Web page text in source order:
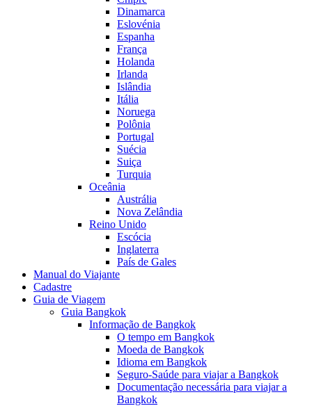
Dinamarca
Eslovénia
Espanha
França
Holanda
Irlanda
Islândia
Itália
Noruega
Polônia
Portugal
Suécia
Suiça
Turquia
Oceânia
Austrália
Nova Zelândia
Reino Unido
Escócia
Inglaterra
País de Gales
Manual do Viajante
Cadastre
Guia de Viagem
Guia Bangkok
Informação de Bangkok
O tempo em Bangkok
Moeda de Bangkok
Idioma em Bangkok
Seguro-Saúde para viajar a Bangkok
Documentação necessária para viajar a
Bangkok